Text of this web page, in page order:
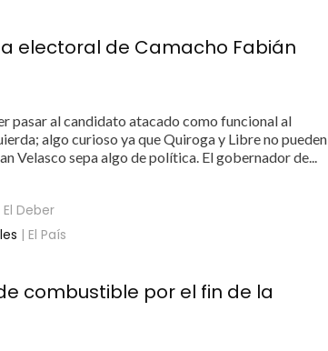
electoral de Camacho Fabián
pasar al candidato atacado como funcional al
algo curioso ya que Quiroga y Libre no pueden
Velasco sepa algo de política. El gobernador de...
El Deber
| El País
combustible por el fin de la